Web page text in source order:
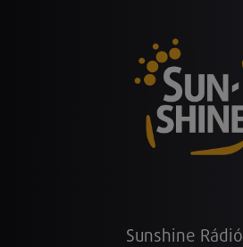
Sunshine